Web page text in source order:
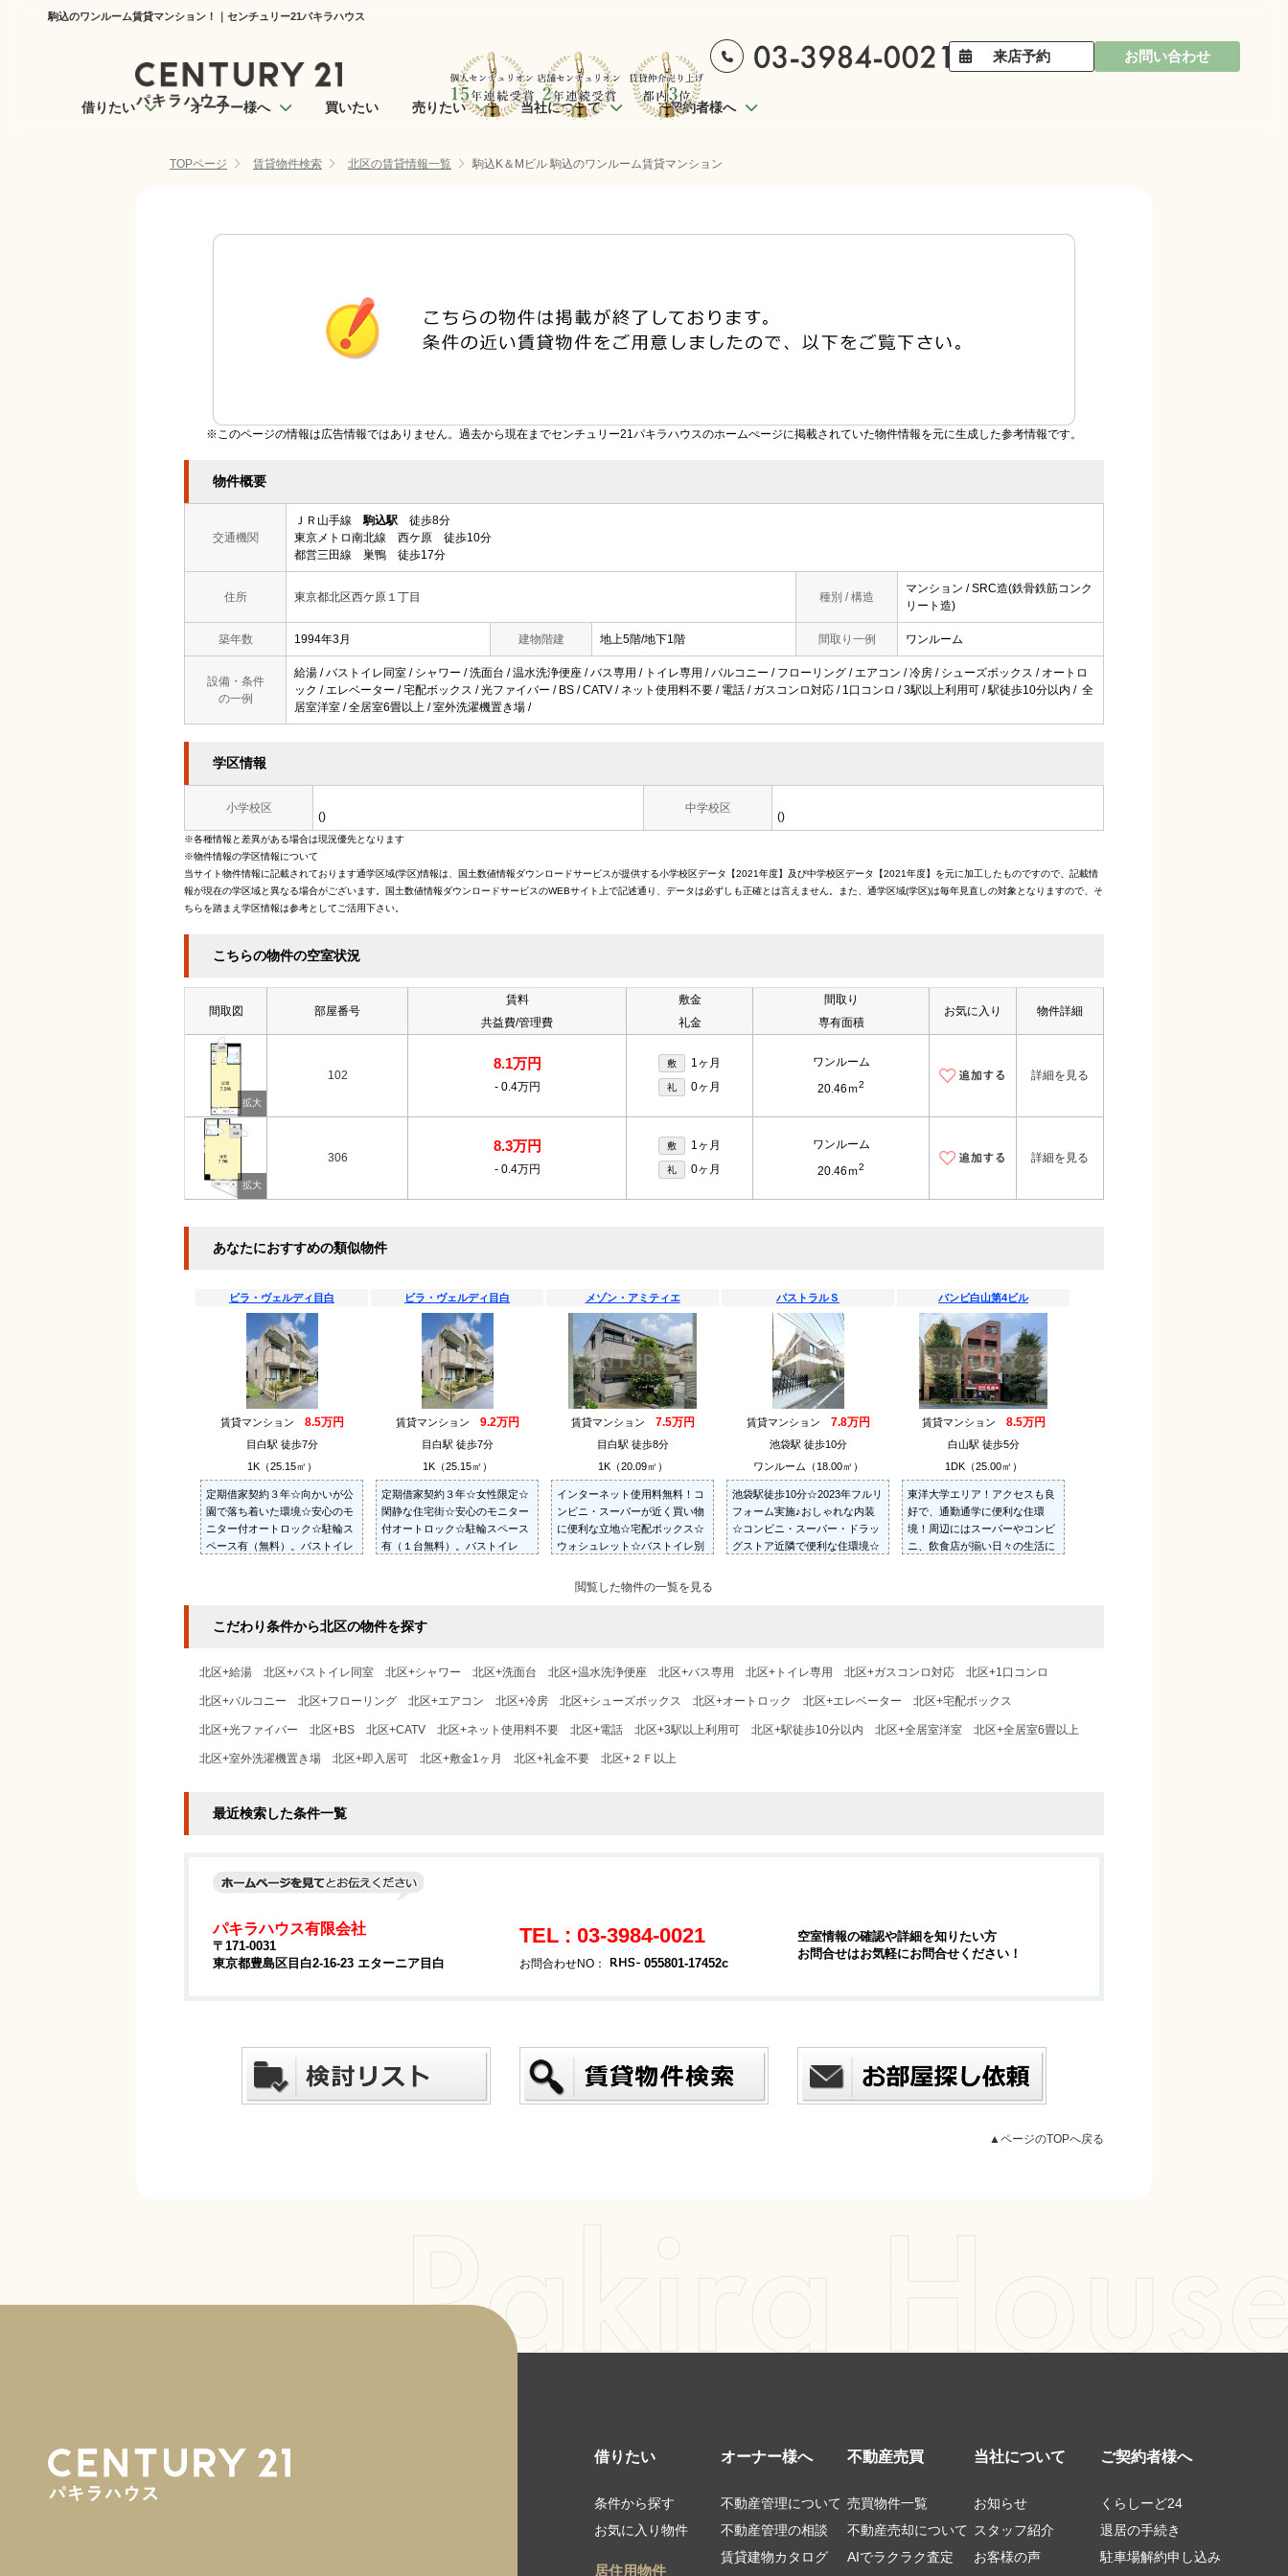
駒込のワンルーム賃貸マンション！｜センチュリー21パキラハウス
来店予約 お問い合わせ
借りたい オーナー様へ 買いたい 売りたい 当社について ご契約者様へ
TOPページ 賃貸物件検索 北区の賃貸情報一覧 駒込K＆Mビル 駒込のワンルーム賃貸マンション
※このページの情報は広告情報ではありません。過去から現在までセンチュリー21パキラハウスのホームぺージに掲載されていた物件情報を元に生成した参考情報です。
物件概要
交通機関
ＪＲ山手線駒込駅 徒歩8分
東京メトロ南北線 西ケ原 徒歩10分
都営三田線 巣鴨 徒歩17分
住所 東京都北区西ケ原１丁目 種別 / 構造
マンション / SRC造(鉄骨鉄筋コンク
リート造)
築年数 1994年3月 建物階建 地上5階/地下1階 間取り一例 ワンルーム
設備・条件
の一例
給湯 / バストイレ同室 / シャワー / 洗面台 / 温水洗浄便座 / バス専用 / トイレ専用 / バルコニー / フローリング / エアコン / 冷房 / シューズボックス / オートロ
ック / エレベーター / 宅配ボックス / 光ファイバー / BS / CATV / ネット使用料不要 / 電話 / ガスコンロ対応 / 1口コンロ / 3駅以上利用可 / 駅徒歩10分以内 / 全
居室洋室 / 全居室6畳以上 / 室外洗濯機置き場 /
学区情報
小学校区
()
中学校区
()
※各種情報と差異がある場合は現況優先となります
※物件情報の学区情報について
当サイト物件情報に記載されております通学区域(学区)情報は、国土数値情報ダウンロードサービスが提供する小学校区データ【2021年度】及び中学校区データ【2021年度】を元に加工したものですので、記載情
報が現在の学区域と異なる場合がございます。国土数値情報ダウンロードサービスのWEBサイト上で記述通り、データは必ずしも正確とは言えません。また、通学区域(学区)は毎年見直しの対象となりますので、そ
ちらを踏まえ学区情報は参考としてご活用下さい。
こちらの物件の空室状況
間取図 部屋番号
賃料
共益費/管理費
敷金
礼金
間取り
専有面積
お気に入り 物件詳細
102
8.1万円
- 0.4万円
敷 1ヶ月
礼 0ヶ月
ワンルーム
20.46ｍ2
詳細を見る
306
8.3万円
- 0.4万円
敷 1ヶ月
礼 0ヶ月
ワンルーム
20.46ｍ2
詳細を見る
あなたにおすすめの類似物件
ビラ・ヴェルディ目白
賃貸マンション 8.5万円
目白駅 徒歩7分
1K（25.15㎡）
定期借家契約３年☆向かいが公
園で落ち着いた環境☆安心のモ
ニター付オートロック☆駐輪ス
ペース有（無料）。バストイレ
ビラ・ヴェルディ目白
賃貸マンション 9.2万円
目白駅 徒歩7分
1K（25.15㎡）
定期借家契約３年☆女性限定☆
閑静な住宅街☆安心のモニター
付オートロック☆駐輪スペース
有（１台無料）。バストイレ
メゾン・アミティエ
賃貸マンション 7.5万円
目白駅 徒歩8分
1K（20.09㎡）
インターネット使用料無料！コ
ンビニ・スーパーが近く買い物
に便利な立地☆宅配ボックス☆
ウォシュレット☆バストイレ別
付きインターホン☆
パストラルＳ
賃貸マンション 7.8万円
池袋駅 徒歩10分
ワンルーム（18.00㎡）
池袋駅徒歩10分☆2023年フルリ
フォーム実施♪おしゃれな内装
☆コンビニ・スーパー・ドラッ
グストア近隣で便利な住環境☆
バンビ白山第4ビル
賃貸マンション 8.5万円
白山駅 徒歩5分
1DK（25.00㎡）
東洋大学エリア！アクセスも良
好で、通勤通学に便利な住環
境！周辺にはスーパーやコンビ
ニ、飲食店が揃い日々の生活に
閲覧した物件の一覧を見る
こだわり条件から北区の物件を探す
北区+給湯 北区+バストイレ同室 北区+シャワー 北区+洗面台 北区+温水洗浄便座 北区+バス専用 北区+トイレ専用 北区+ガスコンロ対応 北区+1口コンロ
北区+バルコニー 北区+フローリング 北区+エアコン 北区+冷房 北区+シューズボックス 北区+オートロック 北区+エレベーター 北区+宅配ボックス
北区+光ファイバー 北区+BS 北区+CATV 北区+ネット使用料不要 北区+電話 北区+3駅以上利用可 北区+駅徒歩10分以内 北区+全居室洋室 北区+全居室6畳以上
北区+室外洗濯機置き場 北区+即入居可 北区+敷金1ヶ月 北区+礼金不要 北区+２Ｆ以上
最近検索した条件一覧
パキラハウス有限会社
〒171-0031
東京都豊島区目白2-16-23 エターニア目白
TEL : 03-3984-0021
お問合わせNO： 055801-17452c
空室情報の確認や詳細を知りたい方
お問合せはお気軽にお問合せください！
▲ページのTOPへ戻る
借りたい
条件から探す
お気に入り物件
居住用物件
オーナー様へ
不動産管理について
不動産管理の相談
賃貸建物カタログ
不動産売買
売買物件一覧
不動産売却について
AIでラクラク査定
当社について
お知らせ
スタッフ紹介
お客様の声
ご契約者様へ
くらしーど24
退居の手続き
駐車場解約申し込み